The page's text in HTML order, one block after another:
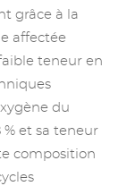
grâce à la
affectée
teneur en
du
% et sa teneur
composition